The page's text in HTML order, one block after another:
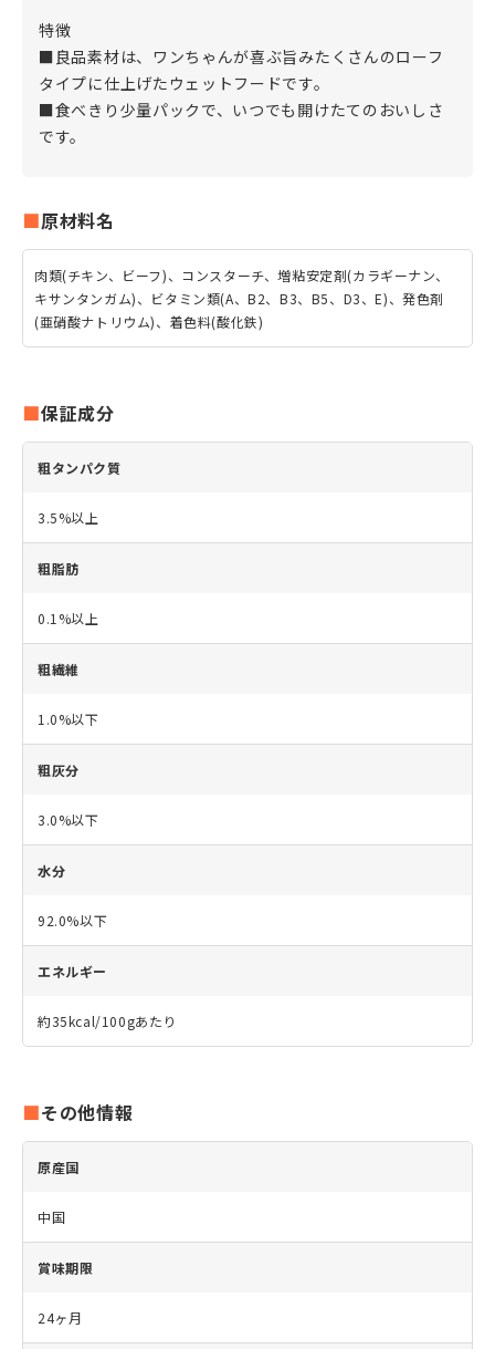
特徴
■良品素材は、ワンちゃんが喜ぶ旨みたくさんのローフ
タイプに仕上げたウェットフードです。
■食べきり少量パックで、いつでも開けたてのおいしさ
です。
原材料名
肉類(チキン、ビーフ)、コンスターチ、増粘安定剤(カラギーナン、
キサンタンガム)、ビタミン類(A、B2、B3、B5、D3、E)、発色剤
(亜硝酸ナトリウム)、着色料(酸化鉄)
保証成分
粗タンパク質
3.5%以上
粗脂肪
0.1%以上
粗繊維
1.0%以下
粗灰分
3.0%以下
水分
92.0%以下
エネルギー
約35kcal/100gあたり
その他情報
原産国
中国
賞味期限
24ヶ月